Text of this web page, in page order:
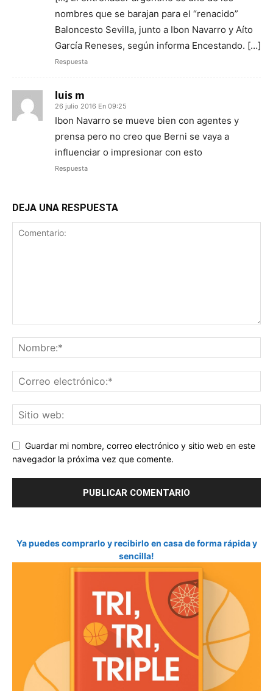
nombres que se barajan para el “renacido”
Baloncesto Sevilla, junto a Ibon Navarro y Aíto
García Reneses, según informa Encestando. […]
Respuesta
luis m
26 julio 2016 En 09:25
Ibon Navarro se mueve bien con agentes y
prensa pero no creo que Berni se vaya a
influenciar o impresionar con esto
Respuesta
DEJA UNA RESPUESTA
Guardar mi nombre, correo electrónico y sitio web en este
navegador la próxima vez que comente.
Ya puedes comprarlo y recibirlo en casa de forma rápida y
sencilla!